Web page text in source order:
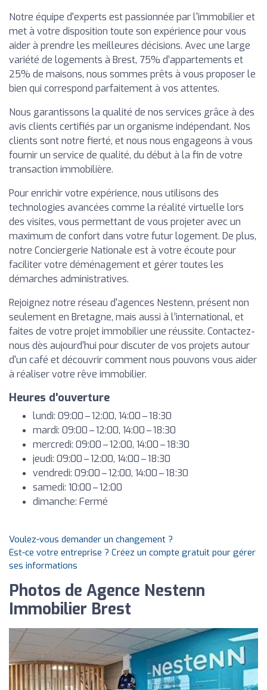
Notre équipe d'experts est passionnée par l'immobilier et
met à votre disposition toute son expérience pour vous
aider à prendre les meilleures décisions. Avec une large
variété de logements à Brest, 75% d’appartements et
25% de maisons, nous sommes prêts à vous proposer le
bien qui correspond parfaitement à vos attentes.
Nous garantissons la qualité de nos services grâce à des
avis clients certifiés par un organisme indépendant. Nos
clients sont notre fierté, et nous nous engageons à vous
fournir un service de qualité, du début à la fin de votre
transaction immobilière.
Pour enrichir votre expérience, nous utilisons des
technologies avancées comme la réalité virtuelle lors
des visites, vous permettant de vous projeter avec un
maximum de confort dans votre futur logement. De plus,
notre Conciergerie Nationale est à votre écoute pour
faciliter votre déménagement et gérer toutes les
démarches administratives.
Rejoignez notre réseau d'agences Nestenn, présent non
seulement en Bretagne, mais aussi à l’international, et
faites de votre projet immobilier une réussite. Contactez-
nous dès aujourd'hui pour discuter de vos projets autour
d'un café et découvrir comment nous pouvons vous aider
à réaliser votre rêve immobilier.
Heures d'ouverture
lundi: 09:00 – 12:00, 14:00 – 18:30
mardi: 09:00 – 12:00, 14:00 – 18:30
mercredi: 09:00 – 12:00, 14:00 – 18:30
jeudi: 09:00 – 12:00, 14:00 – 18:30
vendredi: 09:00 – 12:00, 14:00 – 18:30
samedi: 10:00 – 12:00
dimanche: Fermé
Voulez-vous demander un changement ?
Est-ce votre entreprise ? Créez un compte gratuit pour gérer
ses informations
Photos de Agence Nestenn
Immobilier Brest